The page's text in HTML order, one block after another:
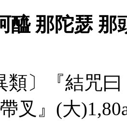
醯 那陀瑟
類〕『結咒
叉』(大)1,80